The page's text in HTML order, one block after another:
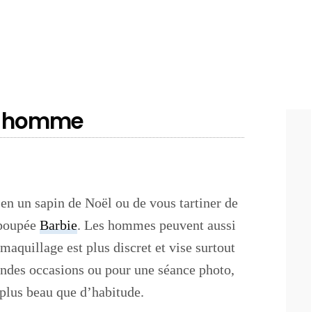
un sapin de Noël ou de vous tartiner de
Barbie. Les hommes peuvent aussi
est plus discret et vise surtout
occasions ou pour une séance photo,
beau que d’habitude.